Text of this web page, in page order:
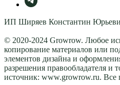
ИП Ширяев Константин
© 2020-2024 Growrow. Любое
копирование материалов или
элементов дизайна и
разрешения правообладателя и
источник: www.growrow.ru. Все